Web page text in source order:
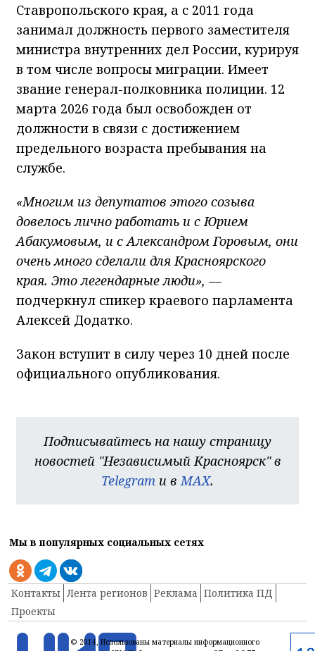
Ставропольского края, а с 2011 года
занимал должность первого заместителя
министра внутренних дел России, курируя
в том числе вопросы миграции. Имеет
звание генерал-полковника полиции. 12
марта 2026 года был освобожден от
должности в связи с достижением
предельного возраста пребывания на
службе.
«Многим из депутатов этого созыва
довелось лично работать и с Юрием
Абакумовым, и с Александром Горовым, они
очень много сделали для Красноярского
края. Это легендарные люди», —
подчеркнул спикер краевого парламента
Алексей Додатко.
Закон вступит в силу через 10 дней после
официального опубликования.
Подписывайтесь на нашу страницу
новостей "Независимый Красноярск" в
Telegram и вMAX.
Мы в популярных социальных сетях
Контакты Лента регионов Реклама Политика ПД
Проекты
© 2014, Использованы материалы информационного